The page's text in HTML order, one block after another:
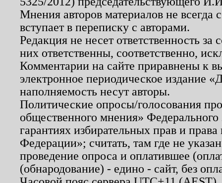
Мнения авторов материалов не
вступает в переписку с авторами.
Редакция не несет ответственность
них ответственны, соответственно,
Комментарии на сайте приравнены к
электронное периодическое издание
наполняемость несут авторы.
Политические опросы/голосования
общественного мнения»
гарантиях избирательных прав и
Федерации»; считать, там где не
проведение опроса и оплатившее
(обнародование) - едино - сайт, без